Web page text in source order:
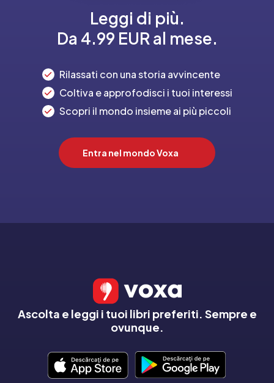
Leggi di più.
Da 4.99 EUR al mese.
Rilassati con una storia avvincente
Coltiva e approfodisci i tuoi interessi
Scopri il mondo insieme ai più piccoli
Entra nel mondo Voxa
Ascolta e leggi i tuoi libri preferiti. Sempre e
ovunque.